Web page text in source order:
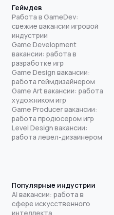
Геймдев
Работа в GameDev:
свежие вакансии игровой
индустрии
Game Development
вакансии: работа в
разработке игр
Game Design вакансии:
работа геймдизайнером
Game Art вакансии: работа
художником игр
Game Producer вакансии:
работа продюсером игр
Level Design вакансии:
работа левел-дизайнером
Популярные индустрии
AI вакансии: работа в
сфере искусственного
интеллекта